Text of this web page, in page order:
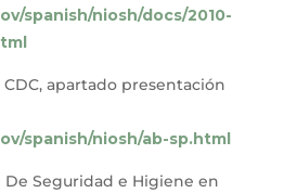
spanish/niosh/docs/2010-
apartado presentación
spanish/niosh/ab-sp.html
Seguridad e Higiene en